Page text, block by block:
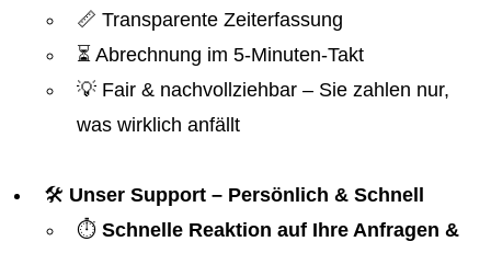
📏 Transparente Zeiterfassung
⏳ Abrechnung im 5-Minuten-Takt
💡 Fair & nachvollziehbar – Sie zahlen nur,
was wirklich anfällt
🛠️ Unser Support – Persönlich & Schnell
⏱️ Schnelle Reaktion auf Ihre Anfragen &